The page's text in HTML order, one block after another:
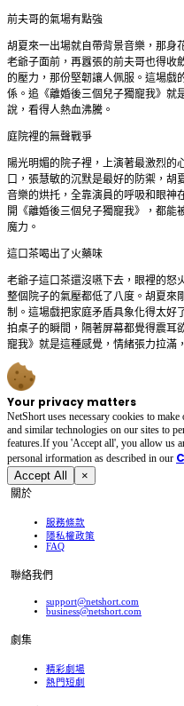
前夫哥的氣場有點強
胡夏來一出場就自帶背景音樂，那身
老爺子面前，再囂張的前夫哥也得收
的壓力，那份堅韌讓人佩服。這場戲
係。追《離婚後三個兒子獨寵我》就
說，看得人熱血沸騰。
庭院裡的無聲戰爭
陽光明媚的院子裡，上演著最激烈的
口，張慧敏的沉默是最好的防禦，胡
音樂的烘托，全靠演員的呼吸和眼神
開《離婚後三個兒子獨寵我》，都能
魔力。
這口茶喝出了火藥味
老爺子這口茶還沒嚥下去，眼裡的怒
整個院子的氣壓都低了八度。胡夏來
制。這場戲把家庭矛盾具象化得太好
拍桌子的瞬間，隔著屏幕都覺得震耳
寵我》就是這種感覺，情緒張力拉滿
Your privacy matters
NetShort uses necessary cookies to
and similar technologies on our sites to
features.If you 'Accept all', you allow us
personal irformation as described in our
Accept All ×
關於
服務條款
隱私權政策
FAQ
聯絡我們
support@netshort.com
business@netshort.com
劇集
精彩劇場
熱門短劇